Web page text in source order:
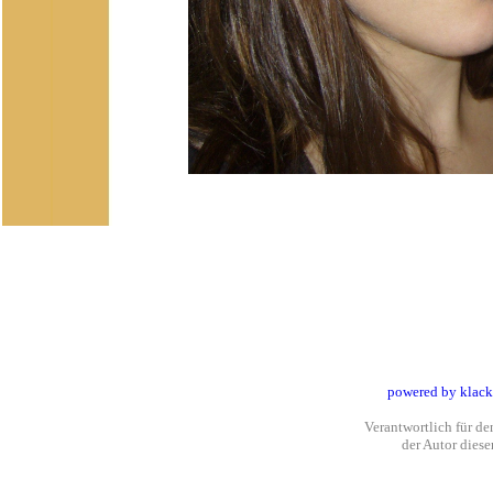
powered by
Verantwortlich für
der Autor